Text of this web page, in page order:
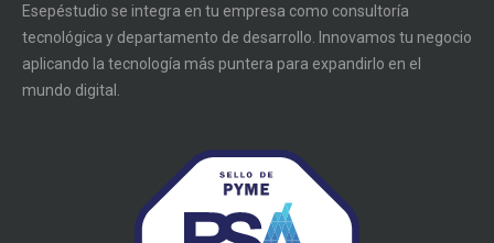
Esepéstudio se integra en tu empresa como consultoría
tecnológica y departamento de desarrollo. Innovamos tu negocio
aplicando la tecnología más puntera para expandirlo en el
mundo digital.